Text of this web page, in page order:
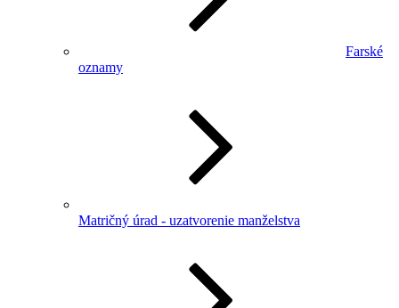
Farské
oznamy
Matričný úrad - uzatvorenie manželstva